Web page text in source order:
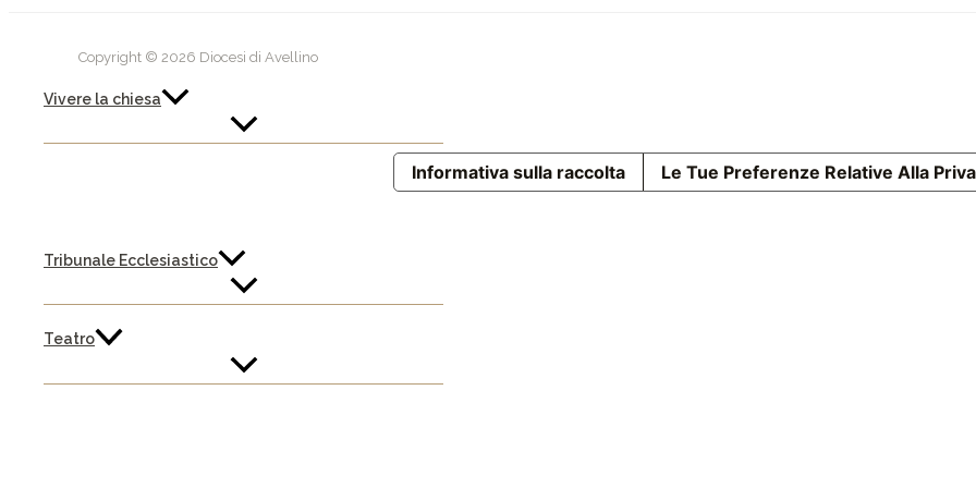
Vivere la chiesa
Tribunale Ecclesiastico
Teatro
Copyright © 2026 Diocesi di Avellino
Informativa sulla raccolta Le Tue Preferenze Relative Alla